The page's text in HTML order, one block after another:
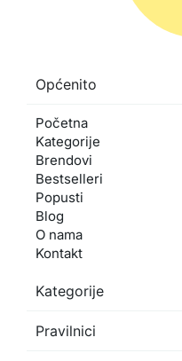
Općenito
Početna
Kategorije
Brendovi
Bestselleri
Popusti
Blog
O nama
Kontakt
Kategorije
Pravilnici